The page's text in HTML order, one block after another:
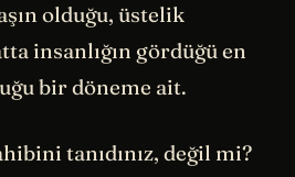
olduğu, üstelik
insanlığın gördüğü en
bir döneme ait.
tanıdınız, değil mi?